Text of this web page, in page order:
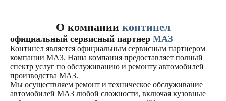
О компании континел
официальный сервисный партнер МАЗ
Континел является официальным сервисным партнером
компании МАЗ. Наша компания предоставляет полный
спектр услуг по обслуживанию и ремонту автомобилей
производства МАЗ.
Мы осуществляем ремонт и техническое обслуживание
автомобилей МАЗ любой сложности, включая кузовные